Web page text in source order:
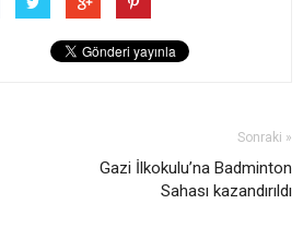
Sonraki »
Gazi İlkokulu’na Badminton
Sahası kazandırıldı